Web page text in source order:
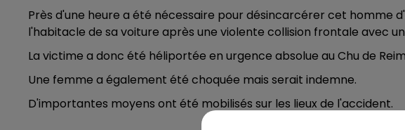
Près d'une heure a été nécessaire pour désincarcérer cet homme
l'habitacle de sa voiture après une violente collision frontale avec
La victime a donc été héliportée en urgence absolue au Chu de
Une femme a également été choquée mais serait indemne.
D'importantes moyens ont été mobilisés sur les lieux de l'accident.